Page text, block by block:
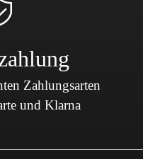
Zahlungsarten
und Klarna